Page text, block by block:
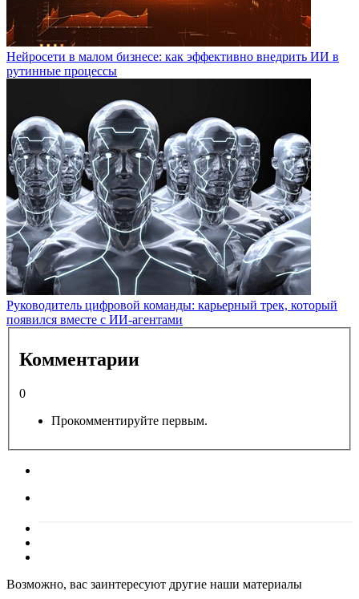
Нейросети в малом бизнесе: как эффективно внедрить ИИ в
рутинные процессы
Руководитель цифровой команды: карьерный трек, который
появился вместе с ИИ-агентами
Комментарии
0
Прокомментируйте первым.
Возможно, вас заинтересуют другие наши материалы